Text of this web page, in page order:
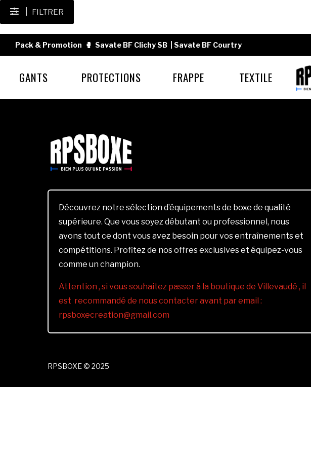
FILTRER
Pack & Promotion 🥊 Savate BF Clichy SB Savate BF Courtry
GANTS PROTECTIONS FRAPPE TEXTILE
Découvrez notre sélection d’équipements de boxe de qualité
supérieure. Que vous soyez débutant ou professionnel, nous
avons tout ce dont vous avez besoin pour vos entraînements et
compétitions. Profitez de nos offres exclusives et équipez-vous
comme un champion.
Attention , si vous souhaitez passer à la boutique de Villevaudé , il
est recommandé de nous contacter avant par email :
rpsboxecreation@gmail.com
RPSBOXE © 2025